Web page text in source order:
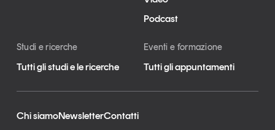
Podcast
Studi e ricerche
Tutti gli studi e le ricerche
Eventi e formazione
Tutti gli appuntamenti
Chi siamoNewsletterContatti